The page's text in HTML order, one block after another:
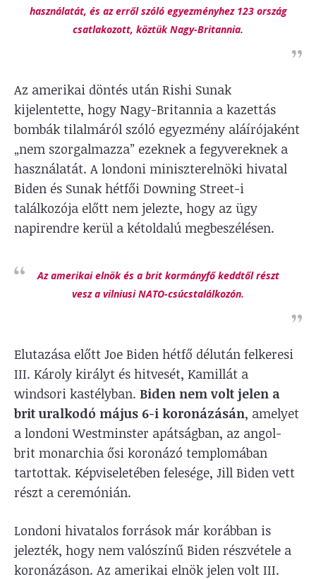
használatát, és az erről szóló egyezményhez 123 ország
csatlakozott, köztük Nagy-Britannia.
Az amerikai döntés után Rishi Sunak
kijelentette, hogy Nagy-Britannia a kazettás
bombák tilalmáról szóló egyezmény aláírójaként
„nem szorgalmazza” ezeknek a fegyvereknek a
használatát. A londoni miniszterelnöki hivatal
Biden és Sunak hétfői Downing Street-i
találkozója előtt nem jelezte, hogy az ügy
napirendre kerül a kétoldalú megbeszélésen.
Az amerikai elnök és a brit kormányfő keddtől részt
vesz a vilniusi NATO-csúcstalálkozón.
Elutazása előtt Joe Biden hétfő délután felkeresi
III. Károly királyt és hitvesét, Kamillát a
windsori kastélyban. Biden nem volt jelen a
brit uralkodó május 6-i koronázásán, amelyet
a londoni Westminster apátságban, az angol-
brit monarchia ősi koronázó templomában
tartottak. Képviseletében felesége, Jill Biden vett
részt a ceremónián.
Londoni hivatalos források már korábban is
jelezték, hogy nem valószínű Biden részvétele a
koronázáson. Az amerikai elnök jelen volt III.